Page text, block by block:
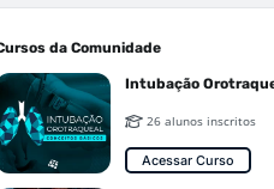
da Comunidade
26 alunos inscritos
Acessar Curso